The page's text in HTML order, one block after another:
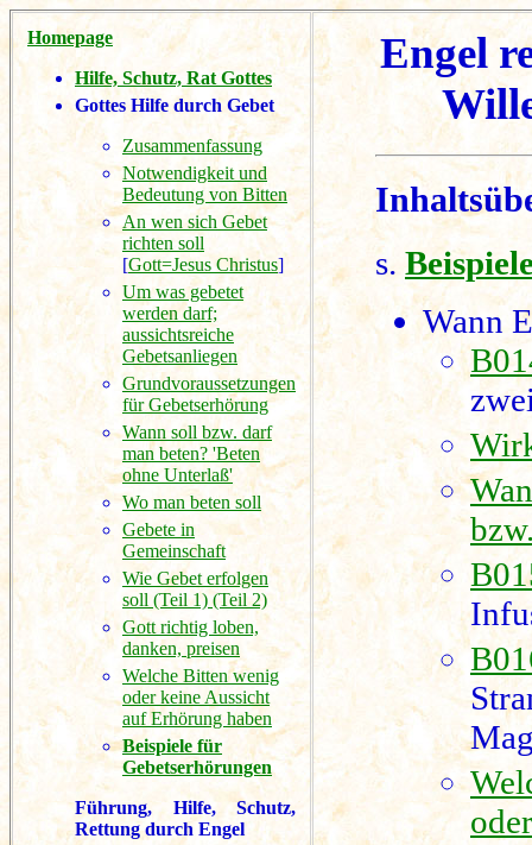
Homepage
Hilfe, Schutz, Rat Gottes
Gottes Hilfe durch Gebet
Zusammenfassung
Notwendigkeit und
Bedeutung von Bitten
An wen sich Gebet
richten soll
[Gott=Jesus Christus]
Um was gebetet
werden darf;
aussichtsreiche
Gebetsanliegen
Grundvoraussetzungen
für Gebetserhörung
Wann soll bzw. darf
man beten? 'Beten
ohne Unterlaß'
Wo man beten soll
Gebete in
Gemeinschaft
Wie Gebet erfolgen
soll (Teil 1) (Teil 2)
Gott richtig loben,
danken, preisen
Welche Bitten wenig
oder keine Aussicht
auf Erhörung haben
Beispiele für
Gebetserhörungen
Führung, Hilfe, Schutz,
Rettung durch Engel
Engel
s.
Wann